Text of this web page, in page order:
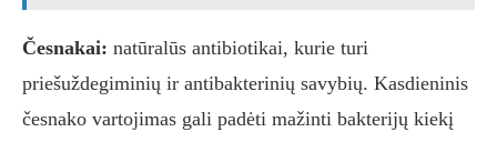
Česnakai: natūralūs antibiotikai, kurie turi
priešuždegiminių ir antibakterinių savybių. Kasdieninis
česnako vartojimas gali padėti mažinti bakterijų kiekį